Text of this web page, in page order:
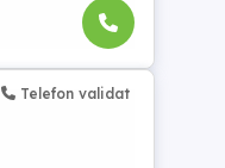
Telefon validat